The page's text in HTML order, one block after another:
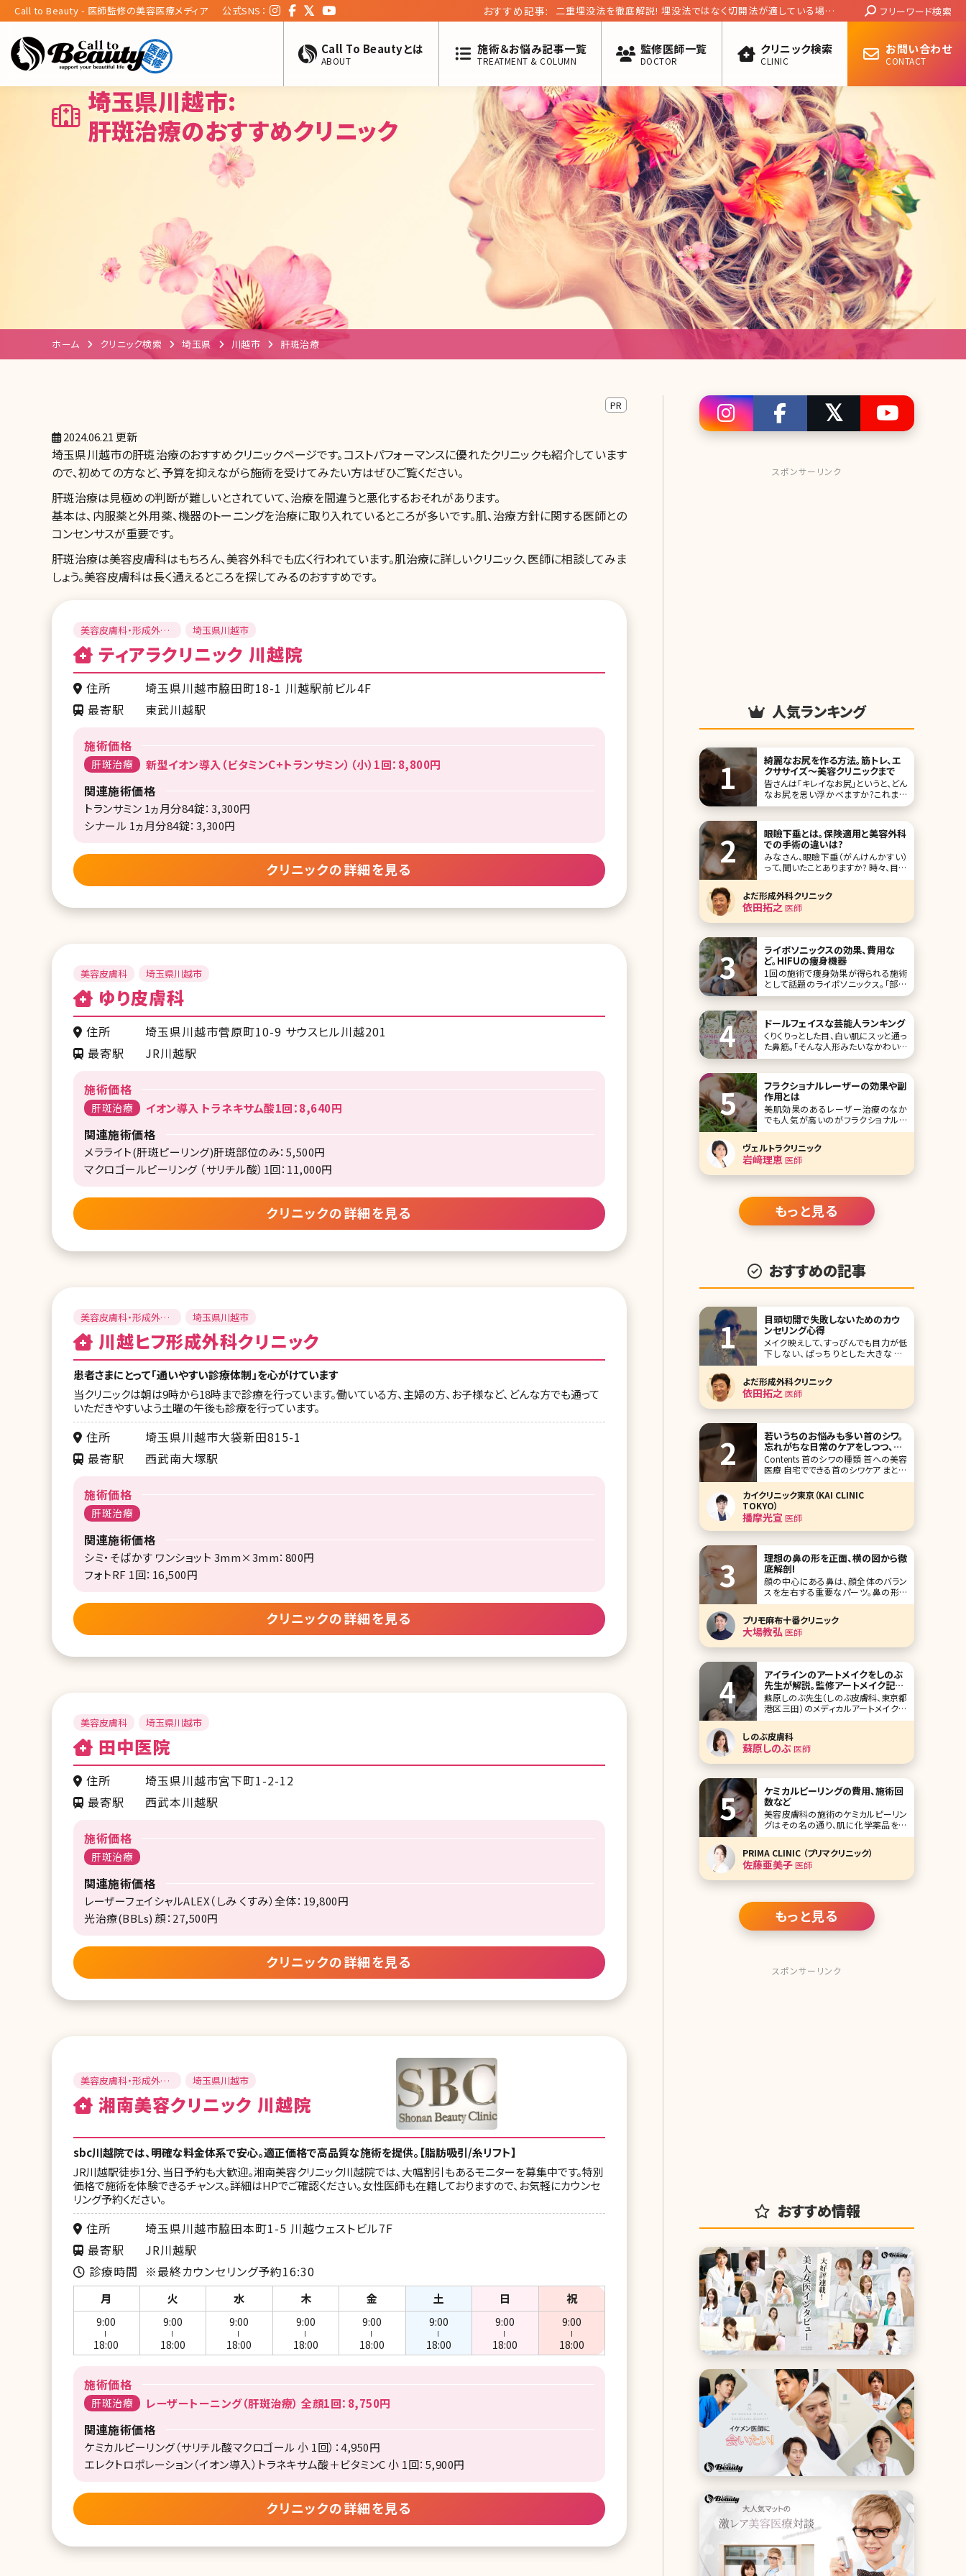
Call to Beauty - 医師監修の美容医療メディア 公式SNS： おすすめ記事:
二重埋没法を徹底解説! 埋没法ではなく切開法が適している場合
Search:
フリーワード検索
Call To Beautyとは
ABOUT
施術＆お悩み記事一覧
TREATMENT & COLUMN
監修医師一覧
DOCTOR
クリニック検索
CLINIC
お問い合わせ
CONTACT
埼玉県川越市:
肝斑治療のおすすめクリニック
ホーム クリニック検索 埼玉県 川越市 肝斑治療
PR
2024.06.21 更新
埼玉県川越市の肝斑治療のおすすめクリニックページです。コストパフォーマンスに優れたクリニックも紹介しています
ので、初めての方など、予算を抑えながら施術を受けてみたい方はぜひご覧ください。
肝斑治療は見極めの判断が難しいとされていて、治療を間違うと悪化するおそれがあります。
基本は、内服薬と外用薬、機器のトーニングを治療に取り入れているところが多いです。肌、治療方針に関する医師との
コンセンサスが重要です。
肝斑治療は美容皮膚科はもちろん、美容外科でも広く行われています。肌治療に詳しいクリニック、医師に相談してみま
しょう。美容皮膚科は長く通えるところを探してみるのおすすめです。
美容皮膚科・形成外
科・美容外科
埼玉県川越市
ティアラクリニック 川越院
住所
埼玉県川越市脇田町18-1 川越駅前ビル4F
最寄駅
東武川越駅
施術価格
肝斑治療 新型イオン導入（ビタミンC+トランサミン）（小）1回：8,800円
関連施術価格
トランサミン 1ヵ月分84錠：3,300円
シナール 1ヵ月分84錠：3,300円
クリニックの詳細を見る
美容皮膚科 埼玉県川越市
ゆり皮膚科
住所
埼玉県川越市菅原町10-9 サウスヒル川越201
最寄駅
JR川越駅
施術価格
肝斑治療 イオン導入 トラネキサム酸1回：8,640円
関連施術価格
メラライト(肝斑ピーリング)肝斑部位のみ：5,500円
マクロゴールピーリング （サリチル酸）1回：11,000円
クリニックの詳細を見る
美容皮膚科・形成外
科・美容外科
埼玉県川越市
川越ヒフ形成外科クリニック
患者さまにとって「通いやすい診療体制」を心がけています
当クリニックは朝は9時から18時まで診療を行っています。働いている方、主婦の方、お子様など、どんな方でも通って
いただきやすいよう土曜の午後も診療を行っています。
住所
埼玉県川越市大袋新田815-1
最寄駅
西武南大塚駅
施術価格
肝斑治療
関連施術価格
シミ・そばかす ワンショット 3mm×3mm：800円
フォトRF 1回：16,500円
クリニックの詳細を見る
美容皮膚科 埼玉県川越市
田中医院
住所
埼玉県川越市宮下町1-2-12
最寄駅
西武本川越駅
施術価格
肝斑治療
関連施術価格
レーザーフェイシャルALEX（しみ くすみ）全体：19,800円
光治療(BBLs) 顔：27,500円
クリニックの詳細を見る
美容皮膚科・形成外
科・美容外科
埼玉県川越市
湘南美容クリニック 川越院
sbc川越院では、明確な料金体系で安心。適正価格で高品質な施術を提供。【脂肪吸引/糸リフト】
JR川越駅徒歩1分、当日予約も大歓迎。湘南美容クリニック川越院では、大幅割引もあるモニターを募集中です。特別
価格で施術を体験できるチャンス。詳細はHPでご確認ください。女性医師も在籍しておりますので、お気軽にカウンセ
リング予約ください。
住所
埼玉県川越市脇田本町1-5 川越ウェストビル7F
最寄駅
JR川越駅
診療時間 ※最終カウンセリング予約16:30
月 火 水 木 金 土 日 祝
9:00
18:00
9:00
18:00
9:00
18:00
9:00
18:00
9:00
18:00
9:00
18:00
9:00
18:00
9:00
18:00
施術価格
肝斑治療 レーザートーニング（肝斑治療） 全顔1回：8,750円
関連施術価格
ケミカルピーリング（サリチル酸マクロゴール 小 1回）：4,950円
エレクトロポレーション（イオン導入）トラネキサム酸＋ビタミンC 小 1回：5,900円
クリニックの詳細を見る
スポンサーリンク
人気ランキング
綺麗なお尻を作る方法。筋トレ、エ
クササイズ〜美容クリニックまで
皆さんは「キレイなお尻」というと、どん
なお尻を思い浮かべますか?これまで
女性が考える理想のお尻というと「小
はこんな風潮が少しずつ変わってきて
いるようです
眼瞼下垂とは。保険適用と美容外科
での手術の違いは?
みなさん、眼瞼下垂（がんけんかすい）
って、聞いたことありますか? 時々、目の
開きが悪く、眠そうな目をした人を見か
けます。でも、本当に眠たいってわけで
はない人も多数います。この眠そうな目
に見えてしまう理由が、眼瞼下垂。まぶ
たが垂れ、目があけにくくなるという症
よだ形成外科クリニック
依田拓之 医師
ライポソニックスの効果、費用な
ど。HIFUの痩身機器
1回の施術で痩身効果が得られる施術
として話題のライポソニックス。「部分
痩せしたいけど脂肪吸引は怖い」「切ら
是非、トライしてほしい施術です。1回の
施術で2.5cmウエストが細くなると言
われているライポソニックスについて詳
しく解説して
ドールフェイスな芸能人ランキング
くりくりっとした目、白い肌にスッと通っ
た鼻筋。「そんな人形みたいなかわいい
顔に、一度はなってみたい!」と思う女性
気がある10人をピックアップしました。
どうやったら近づけるか、記事を参考に
研究してみるのもありかもです。 第
フラクショナルレーザーの効果や副
作用とは
美肌効果のあるレーザー治療のなか
でも人気が高いのがフラクショナルレ
ーザーです。美容皮膚科、美容外科で
類がありますが、フラクショナルレーザ
ーにはどのような特徴があるのでしょ
うか。ここではフラクショナルレーザー
まで詳しくお伝えしていきます
ヴェルトラクリニック
岩﨑理恵 医師
もっと見る
おすすめの記事
目頭切開で失敗しないためのカウ
ンセリング心得
メイク映えして、すっぴんでも目力が低
下しない、ぱっちりとした大きな目。
Twitterなどでも「二重にしたい」「目頭
切開したい」というツイートをよく見か
けます。昔と違って、費用も安くなり気
軽に受けられるような印象もある、目
を大きくするための手術。
よだ形成外科クリニック
依田拓之 医師
若いうちのお悩みも多い首のシワ。
忘れがちな日常のケアをしつつ、切
らない美容医療施術も取り入れて
Contents 首のシワの種類 首への美容
医療 自宅でできる首のシワケア まとめ
【監修医師からのワンポイント】首のシ
ワは加齢だけでなく姿勢や癖など日常
習慣の影響も大きい部位です。深くなる
前ほど改善しやすいため、まずは保湿
や紫外線対策を習慣づけましょう。美容
医療では、ダウンタ
カイクリニック東京（KAI CLINIC
TOKYO）
播摩光宣 医師
理想の鼻の形を正面、横の図から徹
底解剖!
顔の中心にある鼻は、顔全体のバラン
スを左右する重要なパーツ。鼻の形を
整えるだけで、顔の印象が変わること
もあります。そんな鼻の黄金比率や、解
剖学の観点からみた理想の鼻の形に
ついてご説明します。 理想的な鼻の形
をご存知ですか? 顔には美の黄金比率
プリモ麻布十番クリニック
大場教弘医師
アイラインのアートメイクをしのぶ
先生が解説。監修アートメイク記事
第三弾!
蘇原しのぶ先生（しのぶ皮膚科、東京都
港区三田）のメディカルアートメイク企
画第三弾として、アイラインのアートメ
イクについて解説していただきました。
デザインが決まらなかったり、なかなか
上手くアイラインを描けないことってあ
りますよね?多くの女性にある悩みの解
しのぶ皮膚科
蘇原しのぶ医師
ケミカルピーリングの費用、施術回
数など
美容皮膚科の施術のケミカルピーリン
グはその名の通り、肌に化学薬品をぬ
って皮膚を剥離させることで、肌が新し
く生まれ変わる機能を促進させ、トラブ
ルを改善する方法です。最近は家庭で
できるケミカルピーリングのキットも販
売されていますが、そもそもケミカルピ
るのでしょうか?ど
PRIMA CLINIC （プリマクリニック）
佐藤亜美子医師
もっと見る
スポンサーリンク
おすすめ情報